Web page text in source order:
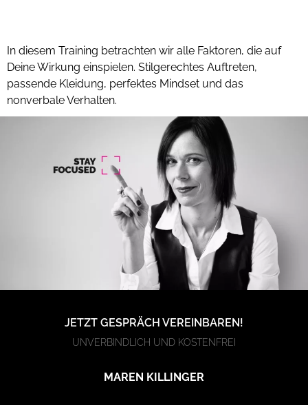
In diesem Training betrachten wir alle Faktoren, die auf
Deine Wirkung einspielen. Stilgerechtes Auftreten,
passende Kleidung, perfektes Mindset und das
nonverbale Verhalten.
JETZT GESPRÄCH VEREINBAREN!
UNVERBINDLICH UND KOSTENFREI
MAREN KILLINGER